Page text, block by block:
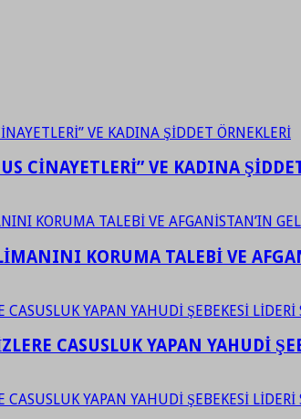
CİNAYETLERİ” VE KADINA
KORUMA TALEBİ VE
CASUSLUK YAPAN YAHUDİ